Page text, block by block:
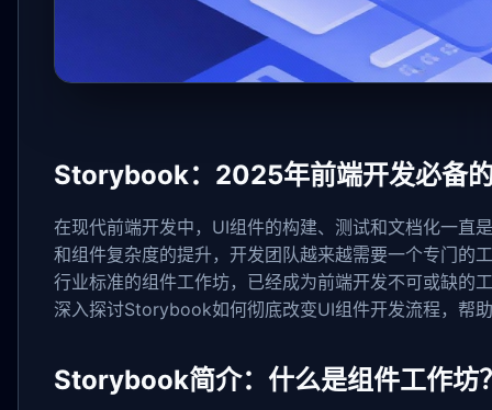
Storybook：2025年前端开发必备
在现代前端开发中，UI组件的构建、测试和文档化一直
和组件复杂度的提升，开发团队越来越需要一个专门
行业标准的组件工作坊，已经成为前端开发不可或缺
深入探讨Storybook如何彻底改变UI组件开发流程，帮
Storybook简介：什么是组件工作坊